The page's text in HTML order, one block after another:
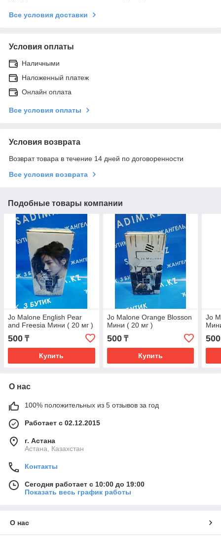
Все условия доставки
Условия оплаты
Наличными
Наложенный платеж
Онлайн оплата
Все условия оплаты
Условия возврата
Возврат товара в течение 14 дней по договоренности
Все условия возврата
Подобные товары компании
Jo Malone English Pear
and Freesia Мини ( 20 мг )
500 ₸
Купить
Jo Malone Orange Blosson
Мини ( 20 мг )
500₸
Купить
Jo
500
О нас
100% положительных из 5 отзывов за год
Работает с 02.12.2015
г. Астана
Астана, Казахстан
Контакты
Сегодня работает с 10:00 до 19:00
Показать весь график работы
О нас